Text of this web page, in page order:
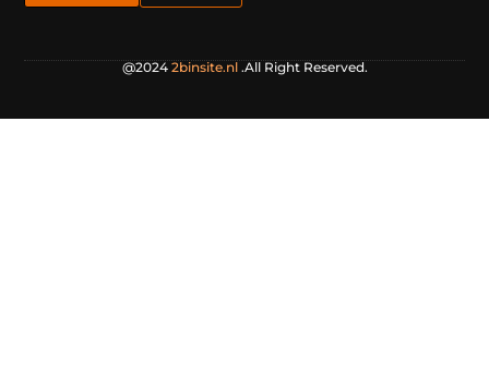
@2024 2binsite.nl.All Right Reserved.